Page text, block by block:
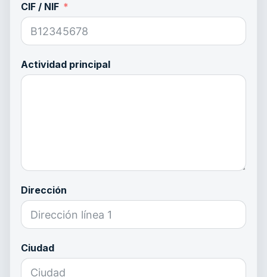
CIF / NIF
Actividad principal
Dirección
Ciudad